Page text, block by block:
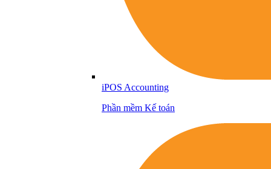
iPOS Accounting
Phần mềm Kế toán